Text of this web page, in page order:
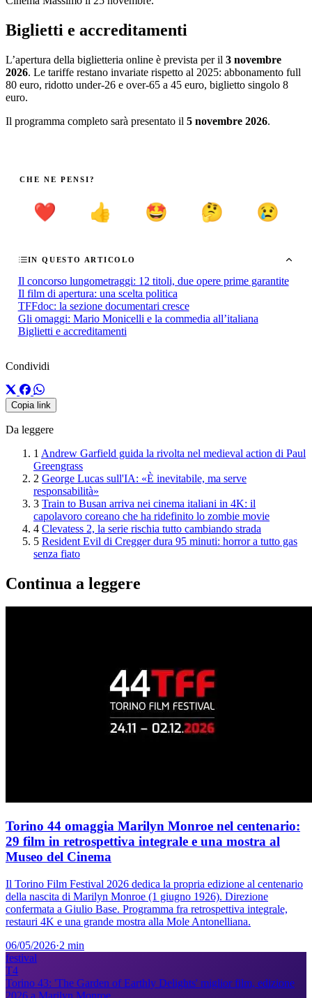
Biglietti e accreditamenti
L’apertura della biglietteria online è prevista per il 3 novembre
2026. Le tariffe restano invariate rispetto al 2025: abbonamento full
80 euro, ridotto under-26 e over-65 a 45 euro, biglietto singolo 8
euro.
Il programma completo sarà presentato il 5 novembre 2026.
CHE NE PENSI?
❤️ 👍 🤩 🤔 😢
IN QUESTO ARTICOLO
Il concorso lungometraggi: 12 titoli, due opere prime garantite
Il film di apertura: una scelta politica
TFFdoc: la sezione documentari cresce
Gli omaggi: Mario Monicelli e la commedia all’italiana
Biglietti e accreditamenti
Condividi
Copia link
Da leggere
1 Andrew Garfield guida la rivolta nel medieval action di Paul
Greengrass
2 George Lucas sull'IA: «È inevitabile, ma serve
responsabilità»
3 Train to Busan arriva nei cinema italiani in 4K: il
capolavoro coreano che ha ridefinito lo zombie movie
4 Clevatess 2, la serie rischia tutto cambiando strada
5 Resident Evil di Cregger dura 95 minuti: horror a tutto gas
senza fiato
Continua a leggere
Torino 44 omaggia Marilyn Monroe nel centenario:
29 film in retrospettiva integrale e una mostra al
Museo del Cinema
Il Torino Film Festival 2026 dedica la propria edizione al centenario
della nascita di Marilyn Monroe (1 giugno 1926). Direzione
confermata a Giulio Base. Programma fra retrospettiva integrale,
restauri 4K e una grande mostra alla Mole Antonelliana.
06/05/2026·2 min
festival
T4
Torino 43: 'The Garden of Earthly Delights' miglior film, edizione
2026 a Marilyn Monroe